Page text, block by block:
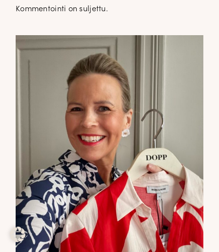
Kommentointi on suljettu.